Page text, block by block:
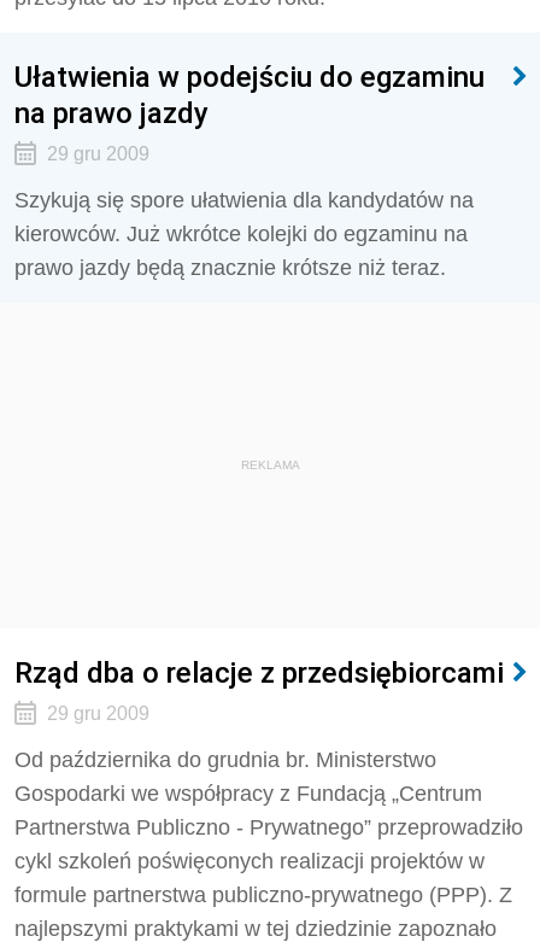
Ułatwienia w podejściu do egzaminu
na prawo jazdy
29 gru 2009
Szykują się spore ułatwienia dla kandydatów na
kierowców. Już wkrótce kolejki do egzaminu na
prawo jazdy będą znacznie krótsze niż teraz.
REKLAMA
Rząd dba o relacje z przedsiębiorcami
29 gru 2009
Od października do grudnia br. Ministerstwo
Gospodarki we współpracy z Fundacją „Centrum
Partnerstwa Publiczno - Prywatnego” przeprowadziło
cykl szkoleń poświęconych realizacji projektów w
formule partnerstwa publiczno-prywatnego (PPP). Z
najlepszymi praktykami w tej dziedzinie zapoznało